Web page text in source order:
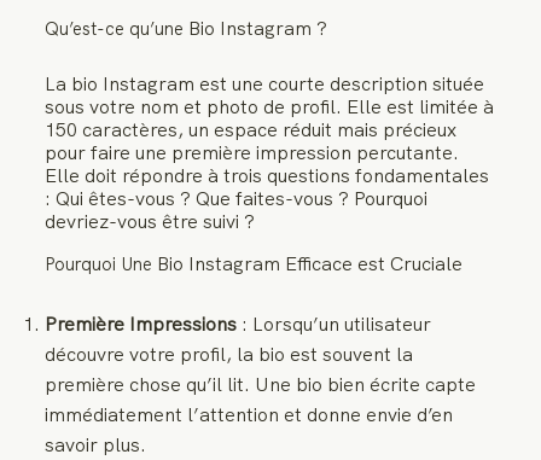
Qu’est-ce qu’une Bio Instagram ?
La bio Instagram est une courte description située
sous votre nom et photo de profil. Elle est limitée à
150 caractères, un espace réduit mais précieux
pour faire une première impression percutante.
Elle doit répondre à trois questions fondamentales
: Qui êtes-vous ? Que faites-vous ? Pourquoi
devriez-vous être suivi ?
Pourquoi Une Bio Instagram Efficace est Cruciale
Première Impressions : Lorsqu’un utilisateur
découvre votre profil, la bio est souvent la
première chose qu’il lit. Une bio bien écrite capte
immédiatement l’attention et donne envie d’en
savoir plus.